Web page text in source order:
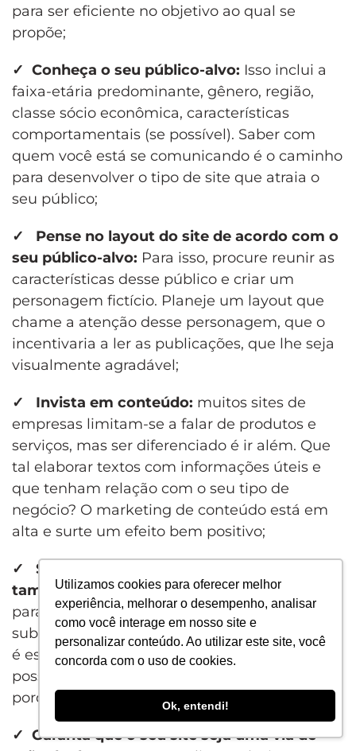
Utilizamos cookies para oferecer melhor
experiência, melhorar o desempenho, analisar
como você interage em nosso site e
personalizar conteúdo. Ao utilizar este site, você
concorda com o uso de cookies.
Ok, entendi!
para ser eficiente no objetivo ao qual se
propõe;
✓ Conheça o seu público-alvo: Isso inclui a
faixa-etária predominante, gênero, região,
classe sócio econômica, características
comportamentais (se possível). Saber com
quem você está se comunicando é o caminho
para desenvolver o tipo de site que atraia o
seu público;
✓
Pense no layout do site de acordo com o
seu público-alvo: Para isso, procure reunir as
características desse público e criar um
personagem fictício. Planeje um layout que
chame a atenção desse personagem, que o
incentivaria a ler as publicações, que lhe seja
visualmente agradável;
✓ Invista em conteúdo: muitos sites de
empresas limitam-se a falar de produtos e
serviços, mas ser diferenciado é ir além. Que
tal elaborar textos com informações úteis e
que tenham relação com o seu tipo de
negócio? O marketing de conteúdo está em
alta e surte um efeito bem positivo;
✓
Se for publicar textos, cuidado com o
tamanho:publicações muito extensas, com
parágrafos muito longos, sem imagens ou
subtítulos não chamam a atenção. Uma ideia
é escrever na forma de tópicos quando
possível, as famosas “listas” fazem sucesso,
porque otimizam a leitura do internauta;
✓ Garanta que o seu site seja uma via de